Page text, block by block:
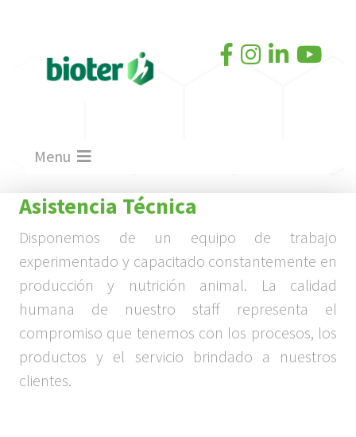
Menu
Asistencia Técnica
Disponemos de un equipo de trabajo
experimentado y capacitado constantemente en
producción y nutrición animal. La calidad
humana de nuestro staff representa el
compromiso que tenemos con los procesos, los
productos y el servicio brindado a nuestros
clientes.